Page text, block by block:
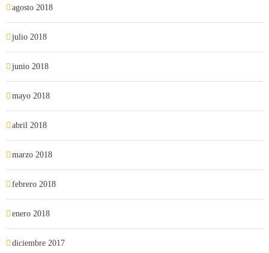
agosto 2018
julio 2018
junio 2018
mayo 2018
abril 2018
marzo 2018
febrero 2018
enero 2018
diciembre 2017